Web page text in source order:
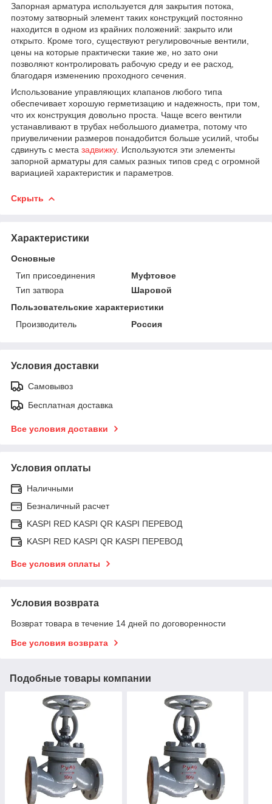
Запорная арматура используется для закрытия потока,
поэтому затворный элемент таких конструкций постоянно
находится в одном из крайних положений: закрыто или
открыто. Кроме того, существуют регулировочные вентили,
цены на которые практически такие же, но зато они
позволяют контролировать рабочую среду и ее расход,
благодаря изменению проходного сечения.
Использование управляющих клапанов любого типа
обеспечивает хорошую герметизацию и надежность, при том,
что их конструкция довольно проста. Чаще всего вентили
устанавливают в трубах небольшого диаметра, потому что
приувеличении размеров понадобится больше усилий, чтобы
сдвинуть с места задвижку. Используются эти элементы
запорной арматуры для самых разных типов сред с огромной
вариацией характеристик и параметров.
Скрыть
Характеристики
Основные
Тип присоединения
Муфтовое
Тип затвора
Шаровой
Пользовательские характеристики
Производитель
Россия
Условия доставки
Самовывоз
Бесплатная доставка
Все условия доставки
Условия оплаты
Наличными
Безналичный расчет
KASPI RED KASPI QR KASPI ПЕРЕВОД
KASPI RED KASPI QR KASPI ПЕРЕВОД
Все условия оплаты
Условия возврата
Возврат товара в течение 14 дней по договоренности
Все условия возврата
Подобные товары компании